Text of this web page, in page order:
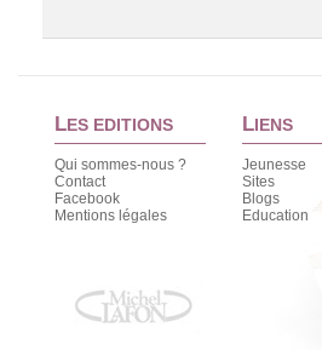
LES EDITIONS
Qui sommes-nous ?
Contact
Facebook
Mentions légales
LIENS
Jeunesse
Sites
Blogs
Education